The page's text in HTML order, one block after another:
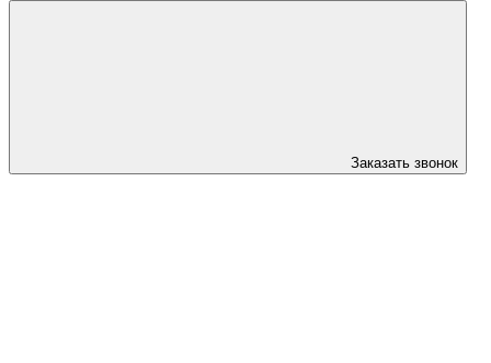
Заказать звонок